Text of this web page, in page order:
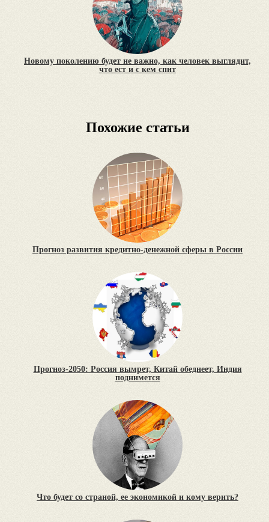
Новому поколению будет не важно, как человек выглядит,
что ест и с кем спит
Похожие статьи
Прогноз развития кредитно-денежной сферы в России
Прогноз-2050: Россия вымрет, Китай обеднеет, Индия
поднимется
Что будет со страной, ее экономикой и кому верить?